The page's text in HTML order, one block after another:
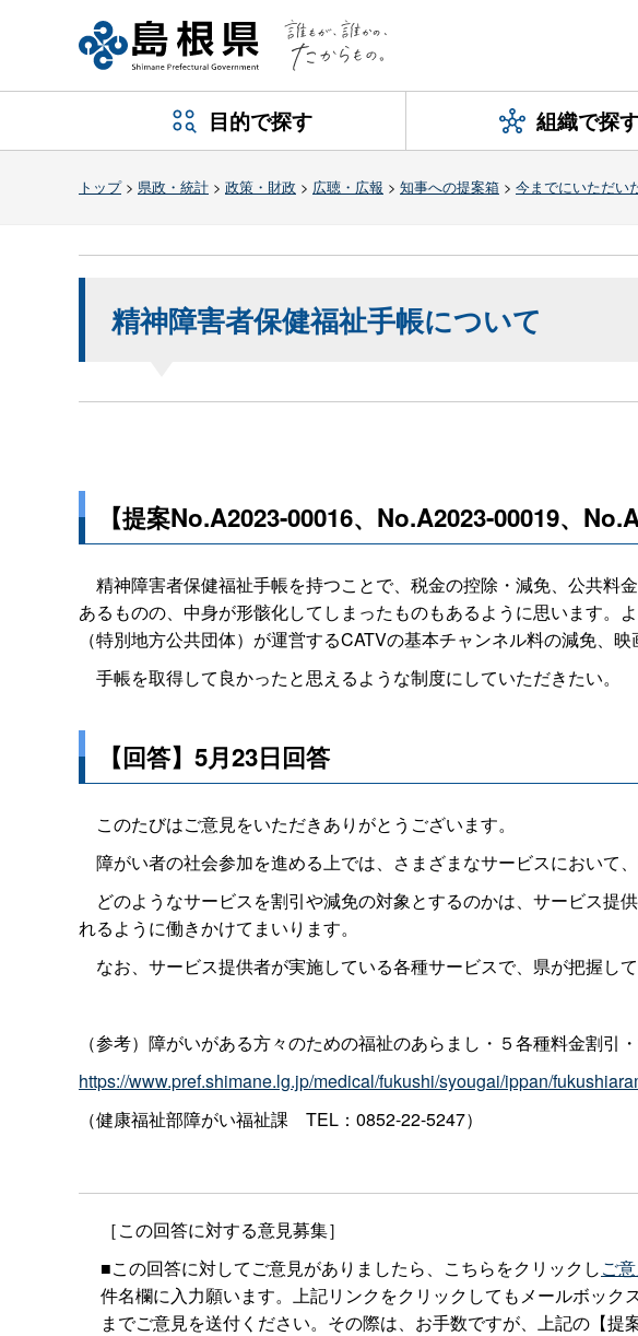
目的で探す 組織で探
トップ> 県政・統計 > 政策・財政 > 広聴・広報 > 知事への提案箱 > 今までにいただい
精神障害者保健福祉手帳について
【提案No.A2023-00016、No.A2023-00019、
精神障害者保健福祉手帳を持つことで、税金の控除・減免、公共料
あるものの、中身が形骸化してしまったものもあるように思います
（特別地方公共団体）が運営するCATVの基本チャンネル料の減免、
手帳を取得して良かったと思えるような制度にしていただきたい。
【回答】5月23日回答
このたびはご意見をいただきありがとうございます。
障がい者の社会参加を進める上では、さまざまなサービスにおいて
どのようなサービスを割引や減免の対象とするのかは、サービス提
れるように働きかけてまいります。
なお、サービス提供者が実施している各種サービスで、県が把握し
（参考）障がいがある方々のための福祉のあらまし・５各種料金割引
https://www.pref.shimane.lg.jp/medical/fukushi/syougai/ippan/
（健康福祉部障がい福祉課 TEL：0852-22-5247）
［この回答に対する意見募集］
■この回答に対してご意見がありましたら、こちらをクリックしご
件名欄に入力願います。上記リンクをクリックしてもメールボッ
までご意見を送付ください。その際は、お手数ですが、上記の【